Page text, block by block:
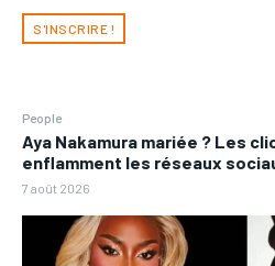
S'INSCRIRE !
People
Aya Nakamura mariée ? Les
enflamment les réseaux
7 août 2026